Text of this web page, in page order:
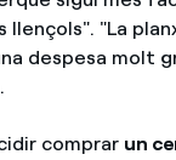
llençols". "La
despesa molt
comprar un